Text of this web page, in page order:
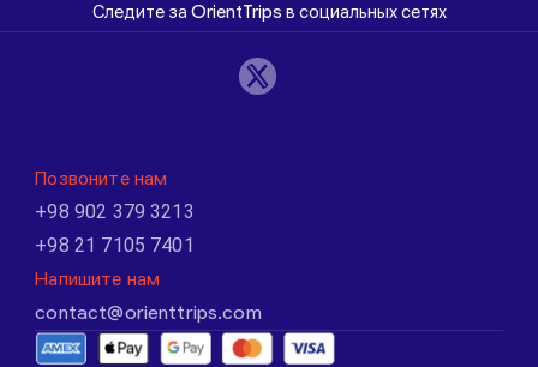
Следите за OrientTrips в социальных сетях
Позвоните нам
+98 902 379 3213
+98 21 7105 7401
Напишите нам
contact@orienttrips.com